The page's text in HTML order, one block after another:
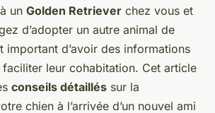
un Golden Retriever chez vous et
d’adopter un autre animal de
important d’avoir des informations
leur cohabitation. Cet article
conseils détaillés sur la
chien à l’arrivée d’un nouvel ami